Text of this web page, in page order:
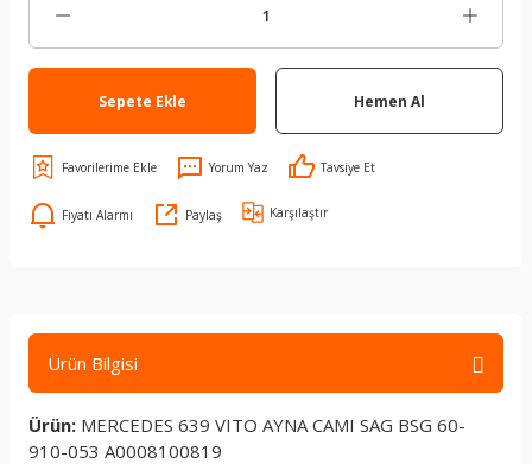
Sepete Ekle Hemen Al
Yorum Yaz Tavsiye Et
Fiyatı Alarmı Paylaş Karşılaştır
Ürün Bilgisi
Ürün: MERCEDES 639 VITO AYNA CAMI SAG BSG 60-
910-053 A0008100819